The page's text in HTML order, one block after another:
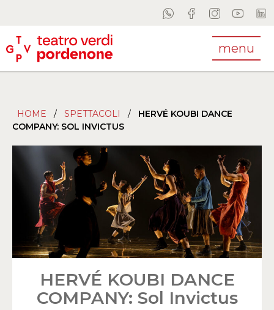
menu
HOME / SPETTACOLI /
HERVÉ KOUBI DANCE
COMPANY: SOL INVICTUS
HERVÉ KOUBI DANCE
COMPANY: Sol Invictus